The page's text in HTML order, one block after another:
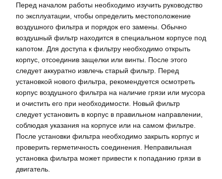
Перед началом работы необходимо изучить руководство
по эксплуатации, чтобы определить местоположение
воздушного фильтра и порядок его замены. Обычно
воздушный фильтр находится в специальном корпусе под
капотом. Для доступа к фильтру необходимо открыть
корпус, отсоединив защелки или винты. После этого
следует аккуратно извлечь старый фильтр. Перед
установкой нового фильтра, рекомендуется осмотреть
корпус воздушного фильтра на наличие грязи или мусора
и очистить его при необходимости. Новый фильтр
следует установить в корпус в правильном направлении,
соблюдая указания на корпусе или на самом фильтре.
После установки фильтра необходимо закрыть корпус и
проверить герметичность соединения. Неправильная
установка фильтра может привести к попаданию грязи в
двигатель.